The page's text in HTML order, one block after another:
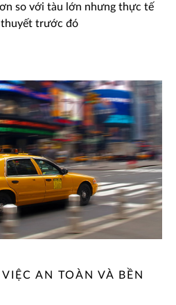
so với tàu lớn nhưng thực tế
thuyết trước đó
AN TOÀN VÀ BỀN